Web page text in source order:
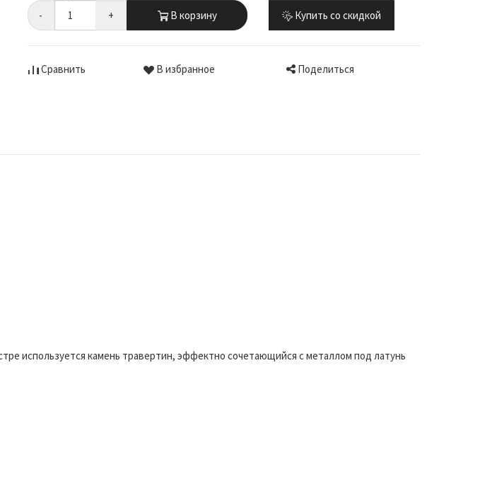
-
+ В корзину Купить со скидкой
Сравнить В избранное Поделиться
используется камень травертин, эффектно сочетающийся с металлом под латунь